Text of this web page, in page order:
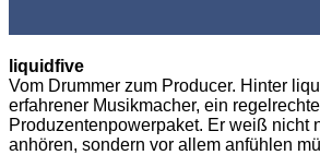
liquidfive
Vom Drummer zum Producer. Hinter
erfahrener Musikmacher, ein
Produzentenpowerpaket. Er weiß nicht
anhören, sondern vor allem anfühlen